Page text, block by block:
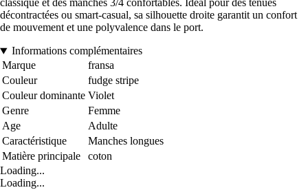
classique et des manches 3/4 confortables. Idéal pour des tenues
décontractées ou smart-casual, sa silhouette droite garantit un confort
de mouvement et une polyvalence dans le port.
Informations complémentaires
Marque
fransa
Couleur
fudge stripe
Couleur dominante Violet
Genre
Femme
Age
Adulte
Caractéristique
Manches longues
Matière principale
coton
Loading...
Loading...